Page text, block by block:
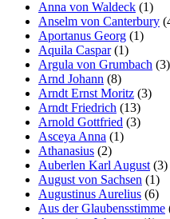
Anna von Waldeck (1)
Anselm von Canterbury
Aportanus Georg (1)
Aquila Caspar(1)
Argula von Grumbach (3)
Arnd Johann (8)
Arndt Ernst Moritz (3)
Arndt Friedrich (13)
Arnold Gottfried (3)
Asceya Anna (1)
Athanasius (2)
Auberlen Karl August (3)
August von Sachsen (1)
Augustinus Aurelius (6)
Aus der Glaubensstimme